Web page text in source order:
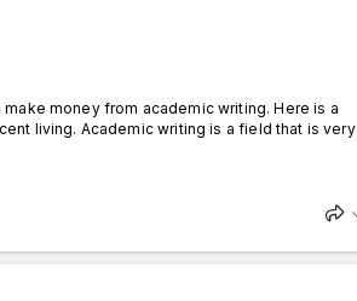
money from academic writing. Here is a
living. Academic writing is a field that is very